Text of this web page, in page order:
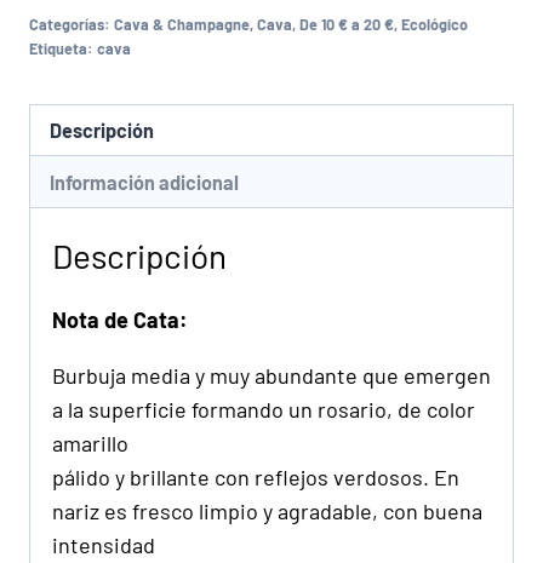
Categorías: Cava & Champagne,Cava,De 10 € a 20 €,Ecológico
Etiqueta: cava
Descripción
Información adicional
Descripción
Nota de Cata:
Burbuja media y muy abundante que emergen
a la superficie formando un rosario, de color
amarillo
pálido y brillante con reflejos verdosos. En
nariz es fresco limpio y agradable, con buena
intensidad